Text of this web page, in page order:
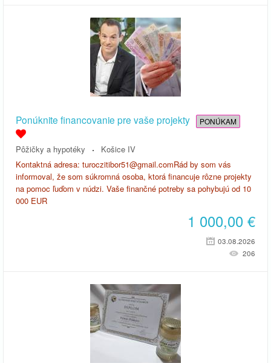
Ponúknite financovanie pre vaše projekty PONÚKAM
Pôžičky a hypotéky
Košice IV
Kontaktná adresa: turoczitibor51@gmail.comRád by som vás
informoval, že som súkromná osoba, ktorá financuje rôzne projekty
na pomoc ľuďom v núdzi. Vaše finančné potreby sa pohybujú od 10
000 EUR
1 000,00 €
03.08.2026
206